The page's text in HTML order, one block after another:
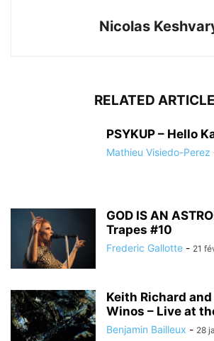
Nicolas
RELATED
PSYKUP – Hello
Mathieu Visiedo-Perez
GOD IS AN
Trapes #10
Frederic Gallotte - 21
Keith Richard
Winos – Live at
Benjamin Bailleux - 28